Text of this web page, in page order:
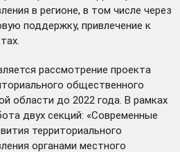
в регионе, в том числе через
поддержку, привлечение к
рассмотрение проекта
общественного
области до 2022 года. В рамках
двух секций: «Современные
территориального
органами местного